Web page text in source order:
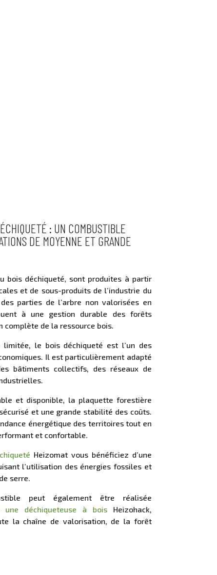
: UN COMBUSTIBLE
DE MOYENNE ET GRANDE
bois déchiqueté, sont produites à partir
et de sous-produits de l’industrie du
parties de l’arbre non valorisées en
à une gestion durable des forêts
de la ressource bois.
limitée, le bois déchiqueté est l’un des
Il est particulièrement adapté
bâtiments collectifs, des réseaux de
et disponible, la plaquette forestière
et une grande stabilité des coûts.
énergétique des territoires tout en
et confortable.
Heizomat vous bénéficiez d’une
l’utilisation des énergies fossiles et
serre.
peut également être réalisée
une déchiqueteuse à boisHeizohack,
la chaîne de valorisation, de la forêt